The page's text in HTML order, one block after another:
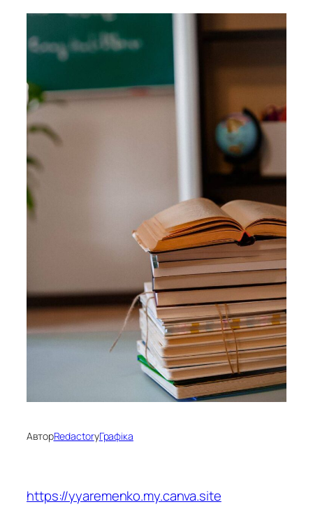
АвторRedactorуГрафіка
https://yyaremenko.my.canva.site